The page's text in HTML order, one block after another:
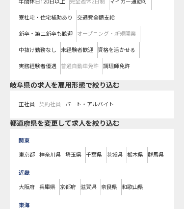
年間休日120日以上 完全週休2日制 マイカー通勤可
寮社宅・住宅補助あり 交通費全額支給
新卒・第二新卒も歓迎 オープニング・新規開業
中抜け勤務なし 未経験者歓迎 資格を活かせる
実務経験者優遇 普通自動車免許 調理師免許
岐阜県の求人を雇用形態で絞り込む
正社員 契約社員 パート・アルバイト
都道府県を変更して求人を絞り込む
関東
東京都 神奈川県 埼玉県 千葉県 茨城県 栃木県 群馬県
近畿
大阪府 兵庫県 京都府 滋賀県 奈良県 和歌山県
東海